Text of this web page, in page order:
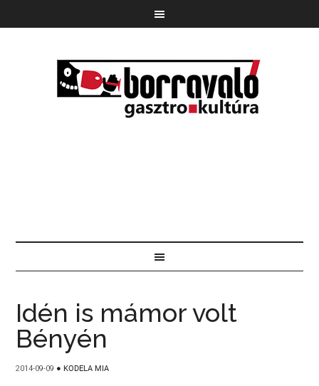
Idén is mámor volt
Bényén
2014-09-09 ● KODELA MIA